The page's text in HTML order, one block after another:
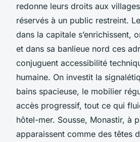
redonne leurs droits aux
réservés à un public restreint.
dans la capitale s’enrichissent,
et dans sa banlieue nord ces
conjuguent accessibilité
humaine. On investit la
bains spacieuse, le mobilier
accès progressif, tout ce qui
hôtel-mer. Sousse, Monastir, à
apparaissent comme des têtes